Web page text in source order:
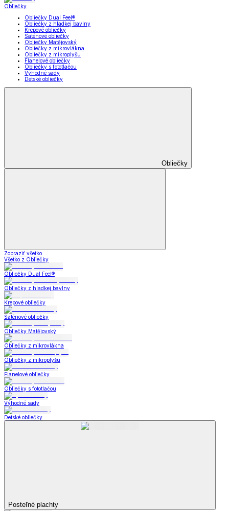
Obliečky
Obliečky Dual Feel®
Obliečky z hladkej bavlny
Krepové obliečky
Saténové obliečky
Obliečky Matějovský
Obliečky z mikrovlákna
Obliečky z mikroplyšu
Flanelové obliečky
Obliečky s fototlačou
Výhodné sady
Detské obliečky
Obliečky
Zobraziť všetko
Všetko z Obliečky
Obliečky Dual Feel®
Obliečky z hladkej bavlny
Krepové obliečky
Saténové obliečky
Obliečky Matějovský
Obliečky z mikrovlákna
Obliečky z mikroplyšu
Flanelové obliečky
Obliečky s fototlačou
Výhodné sady
Detské obliečky
Posteľné plachty